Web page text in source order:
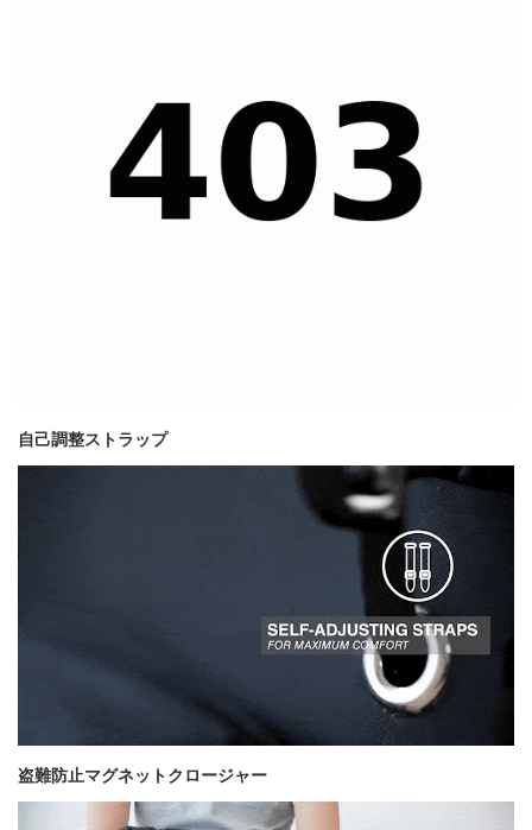
自己調整ストラップ
盗難防止マグネットクロージャー